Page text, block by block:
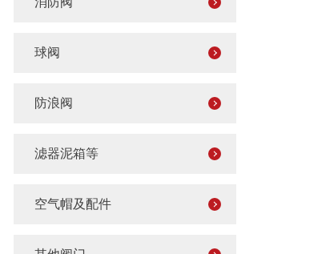
球阀
防浪阀
滤器泥箱等
空气帽及配件